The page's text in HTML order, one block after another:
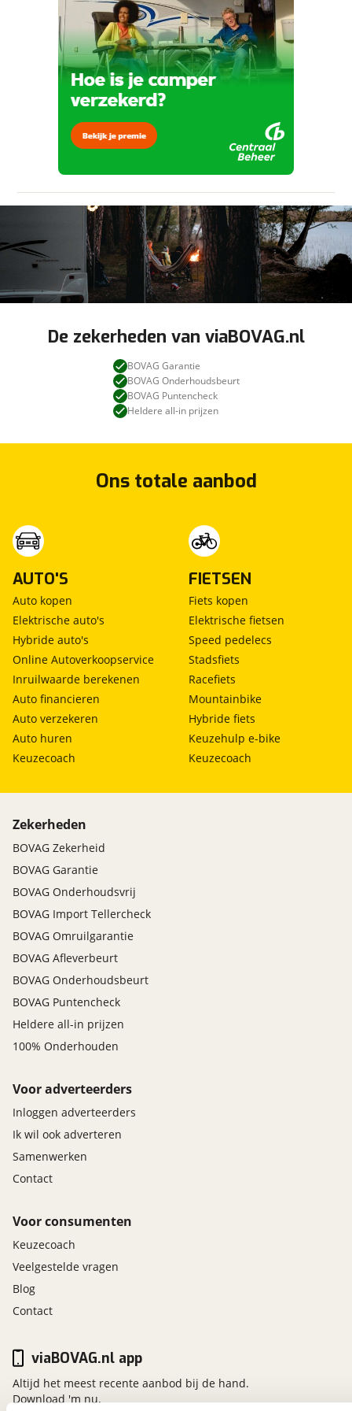
onzeprivacyverklaring .
Verstuur mijn vraag
viaBOVAG.nl verwerkt je persoonsgegevens
om je aanvraag zo goed mogelijk bij de
aanbieder te brengen. Lees hier meer over in
onzeprivacyverklaring
Stuur mijn bevinding door
De zekerheden van viaBOVAG.nl
BOVAG Garantie
BOVAG Onderhoudsbeurt
BOVAG Puntencheck
Heldere all-in prijzen
Ons totale aanbod
AUTO'S
Auto kopen
Elektrische auto's
Hybride auto's
Online Autoverkoopservice
Inruilwaarde berekenen
Auto financieren
Auto verzekeren
Auto huren
Keuzecoach
FIETSEN
Fiets kopen
Elektrische fietsen
Speed pedelecs
Stadsfiets
Racefiets
Mountainbike
Hybride fiets
Keuzehulp e-bike
Keuzecoach
Zekerheden
BOVAG Zekerheid
BOVAG Garantie
BOVAG Onderhoudsvrij
BOVAG Import Tellercheck
BOVAG Omruilgarantie
BOVAG Afleverbeurt
BOVAG Onderhoudsbeurt
BOVAG Puntencheck
Heldere all-in prijzen
100% Onderhouden
Voor adverteerders
Inloggen adverteerders
Ik wil ook adverteren
Samenwerken
Contact
Voor consumenten
Keuzecoach
Veelgestelde vragen
Blog
Contact
viaBOVAG.nl app
Altijd het meest recente aanbod bij de hand.
Download 'm nu.